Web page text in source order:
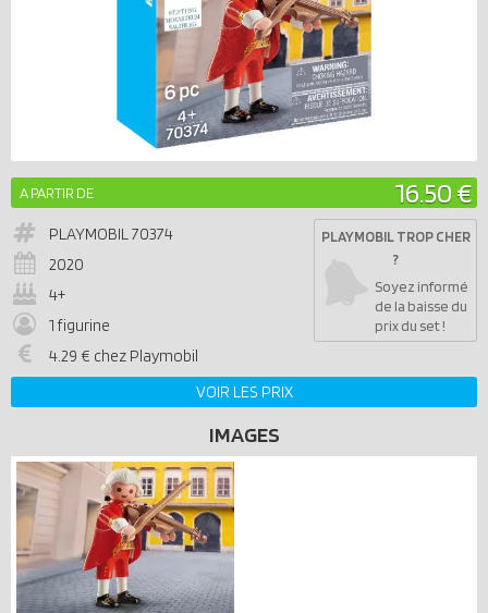
A PARTIR DE 16.50 €
PLAYMOBIL70374
2020
4+
1 figurine
4.29 € chez Playmobil
PLAYMOBIL TROP CHER
?
Soyez informé
de la baisse du
prix du set !
VOIR LES PRIX
IMAGES